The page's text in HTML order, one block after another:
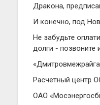
Дракона,
И конечно, под
Не забудьте
долги - позвоните
Расчетный центр
ОАО